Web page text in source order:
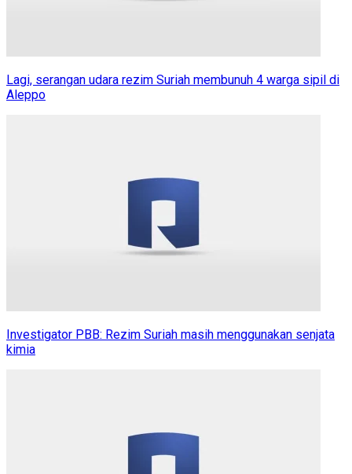
Lagi, serangan udara rezim Suriah membunuh 4 warga sipil di
Aleppo
Investigator PBB: Rezim Suriah masih menggunakan senjata
kimia